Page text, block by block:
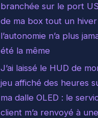
branchée sur le port
de ma box tout un hiver
l’autonomie n’a plus
été la même
J’ai laissé le HUD de
jeu affiché des heures
ma dalle OLED : le
client m’a renvoyé à une